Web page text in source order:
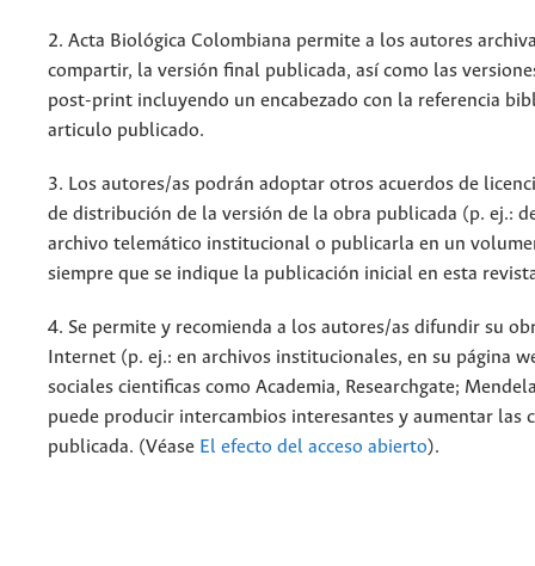
2. Acta Biológica Colombiana permite a los autores
compartir, la versión final publicada, así como las
post-print incluyendo un encabezado con la referencia
articulo publicado.
3. Los autores/as podrán adoptar otros acuerdos de
de distribución de la versión de la obra publicada (p. ej.:
archivo telemático institucional o publicarla en un
siempre que se indique la publicación inicial en esta
4. Se permite y recomienda a los autores/as difundir su
Internet (p. ej.: en archivos institucionales, en su página
sociales cientificas como Academia, Researchgate;
puede producir intercambios interesantes y aumentar las
publicada. (Véase El efecto del acceso abierto).